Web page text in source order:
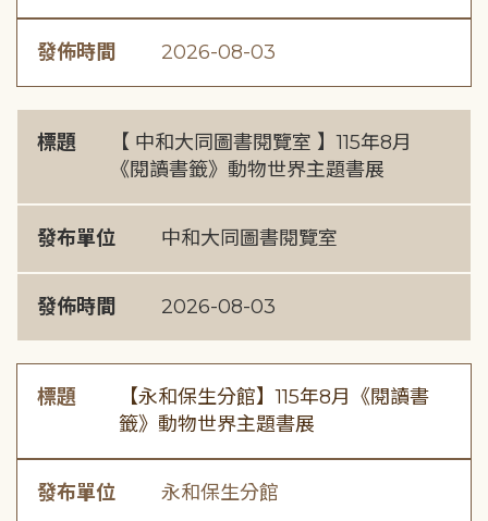
發佈時間 2026-08-03
標題
【 中和大同圖書閱覽室 】115年8月
《閱讀書籤》動物世界主題書展
發布單位 中和大同圖書閱覽室
發佈時間 2026-08-03
標題
【永和保生分館】115年8月《閱讀書
籤》動物世界主題書展
發布單位 永和保生分館